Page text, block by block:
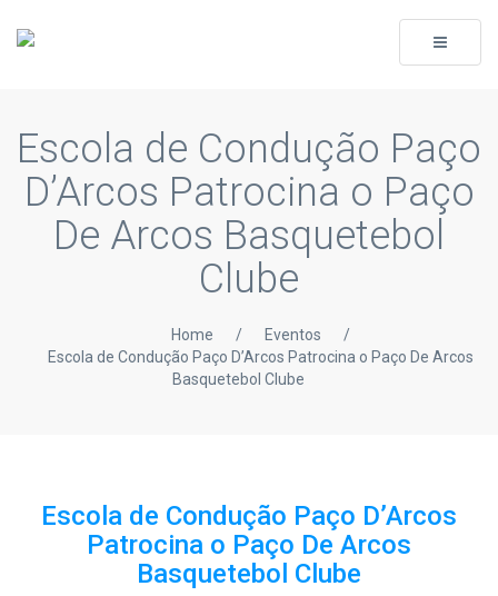
Toggle
Escola de Condução Paço
D’Arcos Patrocina o Paço
De Arcos Basquetebol
Clube
Home / Eventos
/
Escola de Condução Paço D’Arcos Patrocina o Paço De Arcos
Basquetebol Clube
Escola de Condução Paço D’Arcos
Patrocina o Paço De Arcos
Basquetebol Clube